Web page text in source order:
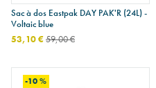
Sac à dos Eastpak DAY PAK'R (24L) -
Voltaic blue
53,10 €59,00 €
-10 %